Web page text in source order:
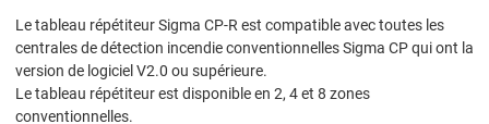
Le tableau répétiteur Sigma CP-R est compatible avec toutes les
centrales de détection incendie conventionnelles Sigma CP qui ont la
version de logiciel V2.0 ou supérieure.
Le tableau répétiteur est disponible en 2, 4 et 8 zones
conventionnelles.